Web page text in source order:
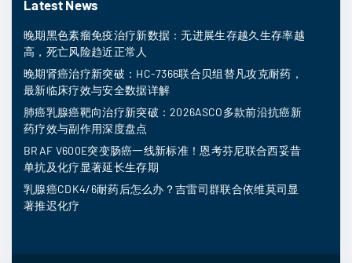
Latest News
晚期黑色素瘤免疫治疗新数据：无进展生存越久生存率越
高，死亡风险趋近正常人
晚期肾癌治疗新突破：HC-7366联合贝组替凡攻克耐药，
最新临床疗效与安全数据详解
肺癌乳腺癌靶向治疗新突破：2026ASCO多款前沿抗癌新
药疗效与副作用深度盘点
BRAF V600E突变肠癌一线新标准！恩考芬尼联合西妥昔
单抗及化疗显著延长生存期
乳腺癌CDK4/6耐药后怎么办？吉雷司群联合依维莫司显
著推迟化疗